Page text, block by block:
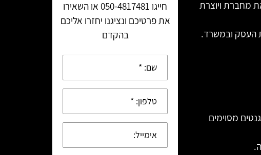
מחברת ויוצרת
העסק ובמשרד.
מסוימים
חייגו 050-4817481 או השאירו
את פרטיכם ונציגנו יחזרו אליכם
בהקדם